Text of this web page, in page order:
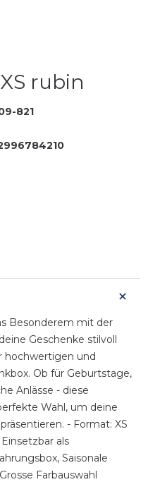
rubin
821
Besonderem mit der
Geschenke stilvoll
hochwertigen und
Ob für Geburtstage,
Anlässe - diese
Wahl, um deine
- Format: XS
als
Saisonale
Farbauswahl